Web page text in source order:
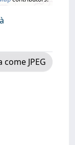
come JPEG